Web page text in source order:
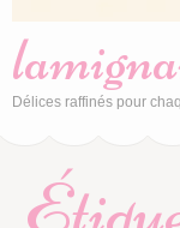
Délices raffinés pour